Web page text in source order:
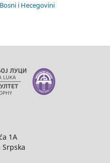
i Hecegovini
1A